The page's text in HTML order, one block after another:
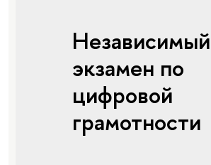
Независимый
экзамен по
цифровой
грамотности